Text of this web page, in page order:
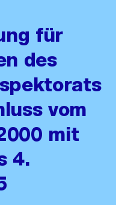
für
des
vom
mit
4.